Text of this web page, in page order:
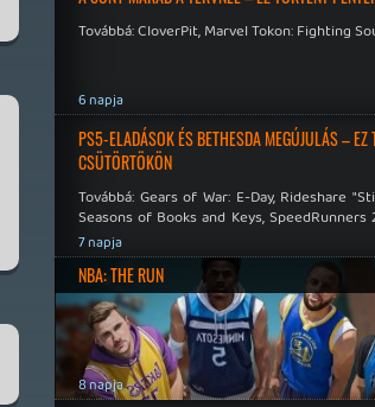
Továbbá: CloverPit, Marvel Tokon: Fighting
6 napja
PS5-ELADÁSOK ÉS BETHESDA MEGÚJULÁS – EZ
CSÜTÖRTÖKÖN
Továbbá: Gears of War: E-Day, Rideshare
Seasons of Books and Keys, SpeedRunners
Speed.
7 napja
NBA: THE RUN
8 napja